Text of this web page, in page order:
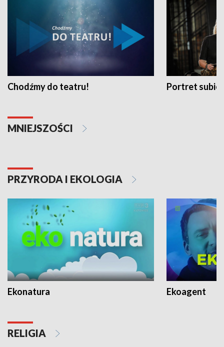
Chodźmy do teatru! Portret
MNIEJSZOŚCI
PRZYRODA I EKOLOGIA
Ekonatura Ekoagent
RELIGIA